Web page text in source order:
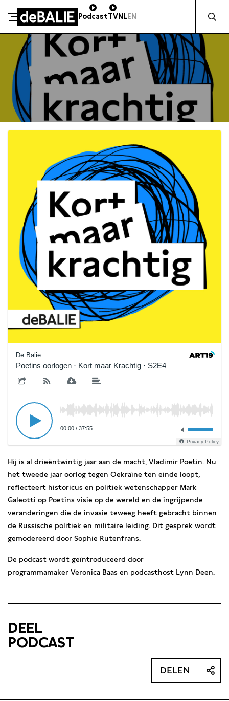
Meteen naar de content
De Balie
PodcastTVNLEN
De Balie
Poetins oorlogen · Kort maar Krachtig · S2E4
00:00 / 37:55
Privacy Policy
Hij is al drieëntwintig jaar aan de macht, Vladimir Poetin. Nu
het tweede jaar oorlog tegen Oekraïne ten einde loopt,
reflecteert historicus en politiek wetenschapper Mark
Galeotti op Poetins visie op de wereld en de ingrijpende
veranderingen die de invasie teweeg heeft gebracht binnen
de Russische politiek en militaire leiding. Dit gesprek wordt
gemodereerd door Sophie Rutenfrans.
De podcast wordt geïntroduceerd door
programmamaker Veronica Baas en podcasthost Lynn Deen.
DEEL
PODCAST
DELEN